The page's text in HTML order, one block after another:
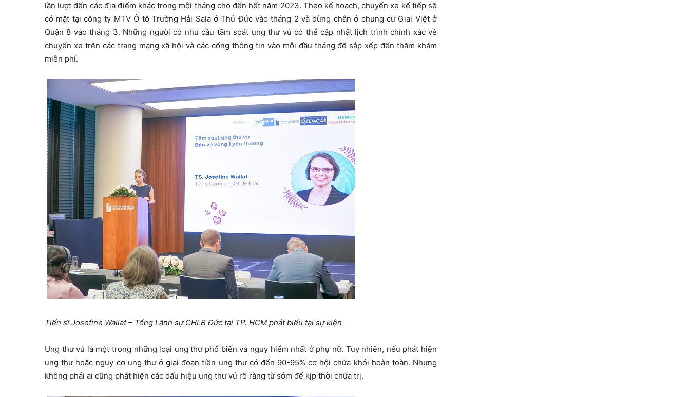
lần lượt đến các địa điểm khác trong mỗi tháng cho đến hết năm 2023. Theo kế hoạch, chuyến xe kế tiếp sẽ
có mặt tại công ty MTV Ô tô Trường Hải Sala ở Thủ Đức vào tháng 2 và dừng chân ở chung cư Giai Việt ở
Quận 8 vào tháng 3. Những người có nhu cầu tầm soát ung thư vú có thể cập nhật lịch trình chính xác về
chuyến xe trên các trang mạng xã hội và các cổng thông tin vào mỗi đầu tháng để sắp xếp đến thăm khám
miễn phí.
Tiến sĩ Josefine Wallat – Tổng Lãnh sự CHLB Đức tại TP. HCM phát biểu tại sự kiện
Ung thư vú là một trong những loại ung thư phổ biến và nguy hiểm nhất ở phụ nữ. Tuy nhiên, nếu phát hiện
ung thư hoặc nguy cơ ung thư ở giai đoạn tiền ung thư có đến 90-95% cơ hội chữa khỏi hoàn toàn. Nhưng
không phải ai cũng phát hiện các dấu hiệu ung thư vú rõ ràng từ sớm để kịp thời chữa trị.